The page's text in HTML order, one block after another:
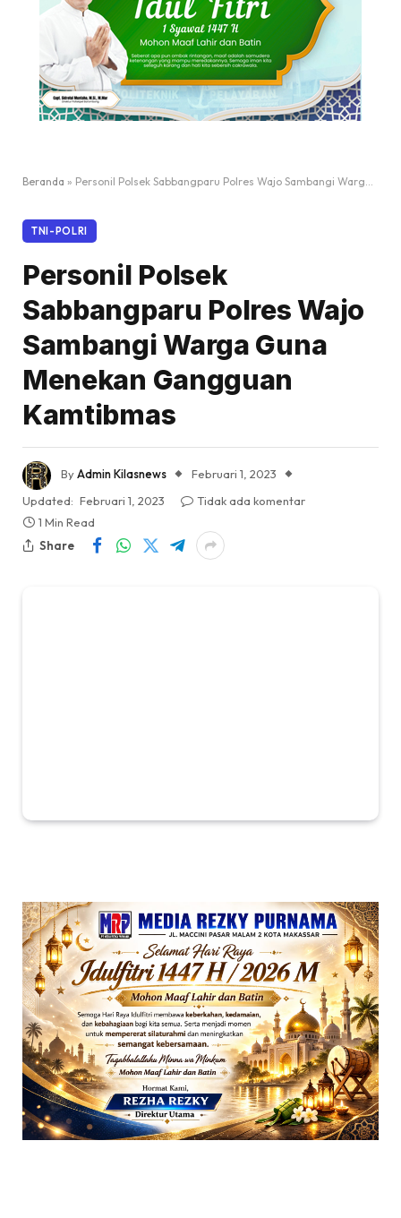
Beranda » Personil Polsek Sabbangparu Polres Wajo Sambangi Warga Guna Menekan Gangguan Kamtibmas
TNI-POLRI
Personil Polsek
Sabbangparu Polres Wajo
Sambangi Warga Guna
Menekan Gangguan
Kamtibmas
ByAdmin Kilasnews
Februari 1, 2023
Updated: Februari 1, 2023
Tidak ada komentar
1 Min Read
Share